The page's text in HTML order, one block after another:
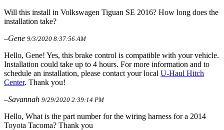
Will this install in Volkswagen Tiguan SE 2016? How long does the
installation take?
–Gene 9/3/2020 8:37:56 AM
Hello, Gene! Yes, this brake control is compatible with your vehicle.
Installation could take up to 4 hours. For more information and to
schedule an installation, please contact your local U-Haul Hitch
Center. Thank you!
–Savannah 9/29/2020 2:39:14 PM
Hello, What is the part number for the wiring harness for a 2014
Toyota Tacoma? Thank you